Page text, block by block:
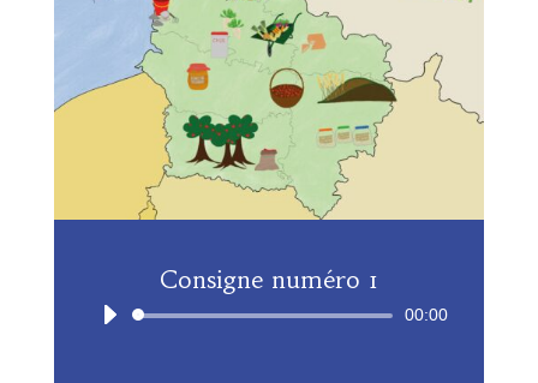
Consigne numéro 1
Lecteur
00:00